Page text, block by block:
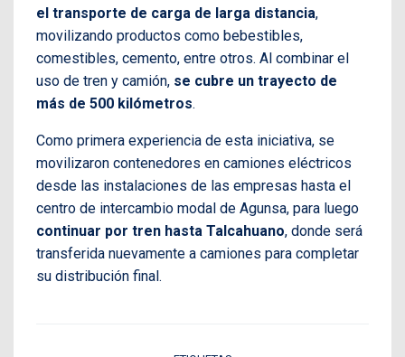
el transporte de carga de larga distancia,
movilizando productos como bebestibles,
comestibles, cemento, entre otros. Al combinar el
uso de tren y camión, se cubre un trayecto de
más de 500 kilómetros.
Como primera experiencia de esta iniciativa, se
movilizaron contenedores en camiones eléctricos
desde las instalaciones de las empresas hasta el
centro de intercambio modal de Agunsa, para luego
continuar por tren hasta Talcahuano, donde será
transferida nuevamente a camiones para completar
su distribución final.